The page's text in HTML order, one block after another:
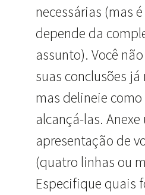
necessárias (mas
depende da
assunto). Você
suas conclusões
mas delineie
alcançá-las.
apresentação de
(quatro linhas ou
Especifique quais